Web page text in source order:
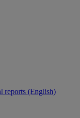
reports (English)